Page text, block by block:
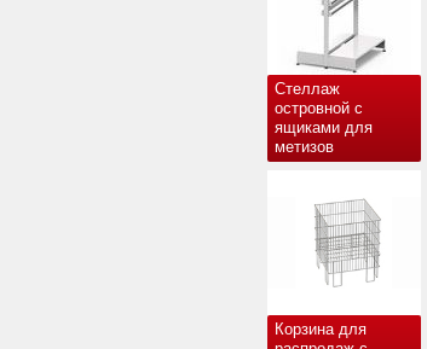
Стеллаж
островной с
ящиками для
метизов
Корзина для